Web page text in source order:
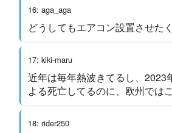
16: aga_aga
どうしてもエアコン設置させた
17: kiki-maru
近年は毎年熱波きてるし、2023
よる死亡してるのに、欧州では
18: rider250